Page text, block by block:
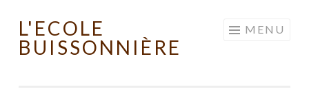
Skip to content
L'ECOLE
BUISSONNIÈRE
MENU